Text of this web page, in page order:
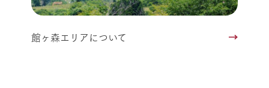
館ヶ森エリアについて